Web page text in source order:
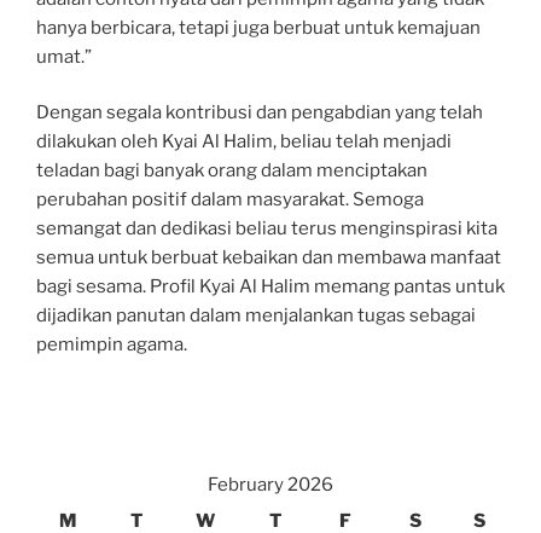
hanya berbicara, tetapi juga berbuat untuk kemajuan
umat.”
Dengan segala kontribusi dan pengabdian yang telah
dilakukan oleh Kyai Al Halim, beliau telah menjadi
teladan bagi banyak orang dalam menciptakan
perubahan positif dalam masyarakat. Semoga
semangat dan dedikasi beliau terus menginspirasi kita
semua untuk berbuat kebaikan dan membawa manfaat
bagi sesama. Profil Kyai Al Halim memang pantas untuk
dijadikan panutan dalam menjalankan tugas sebagai
pemimpin agama.
February 2026
M
T W T F S S